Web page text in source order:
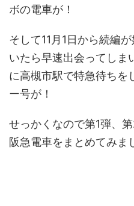
ボの電車が！
そして11月1日から続編
いたら早速出会ってしま
に高槻市駅で特急待ちを
ー号が！
せっかくなので第1弾、
阪急電車をまとめてみま